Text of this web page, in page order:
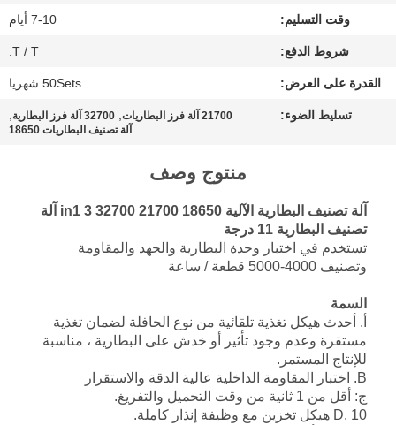
PRIVACY
POLICY
وقت التسليم: 7-10 أيام
شروط الدفع: T / T.
القدرة على العرض: 50Sets شهريا
تسليط الضوء: 21700 آلة فرز البطاريات , 32700 آلة فرز البطارية
آلة تصنيف البطاريات 18650
منتوج وصف
آلة تصنيف البطارية الآلية 18650 21700 32700 3 in1 آلة
تصنيف البطارية 11 درجة
تستخدم في اختبار وحدة البطارية والجهد والمقاومة
وتصنيف 4000-5000 قطعة / ساعة
السمة
أ. أحدث هيكل تغذية تلقائية من نوع الحافلة لضمان تغذية
مستقرة وعدم وجود تأثير أو خدش على البطارية ، مناسبة
للإنتاج المستمر.
B. اختبار المقاومة الداخلية عالية الدقة والاستقرار
ج: أقل من 1 ثانية من وقت التحميل والتفريغ.
D. 10 هيكل تخزين مع وظيفة إنذار كاملة.